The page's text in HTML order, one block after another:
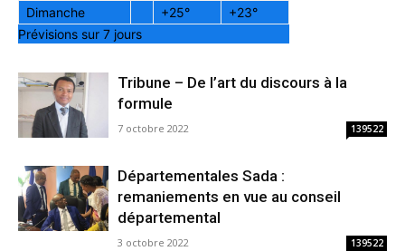
Dimanche
+25° +23°
Prévisions sur 7 jours
Tribune – De l’art du discours à la
formule
7 octobre 2022 139522
Départementales Sada :
remaniements en vue au conseil
départemental
3 octobre 2022 139522